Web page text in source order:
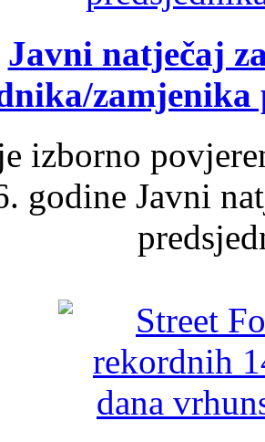
Javni natječaj
izborno
godine Javni